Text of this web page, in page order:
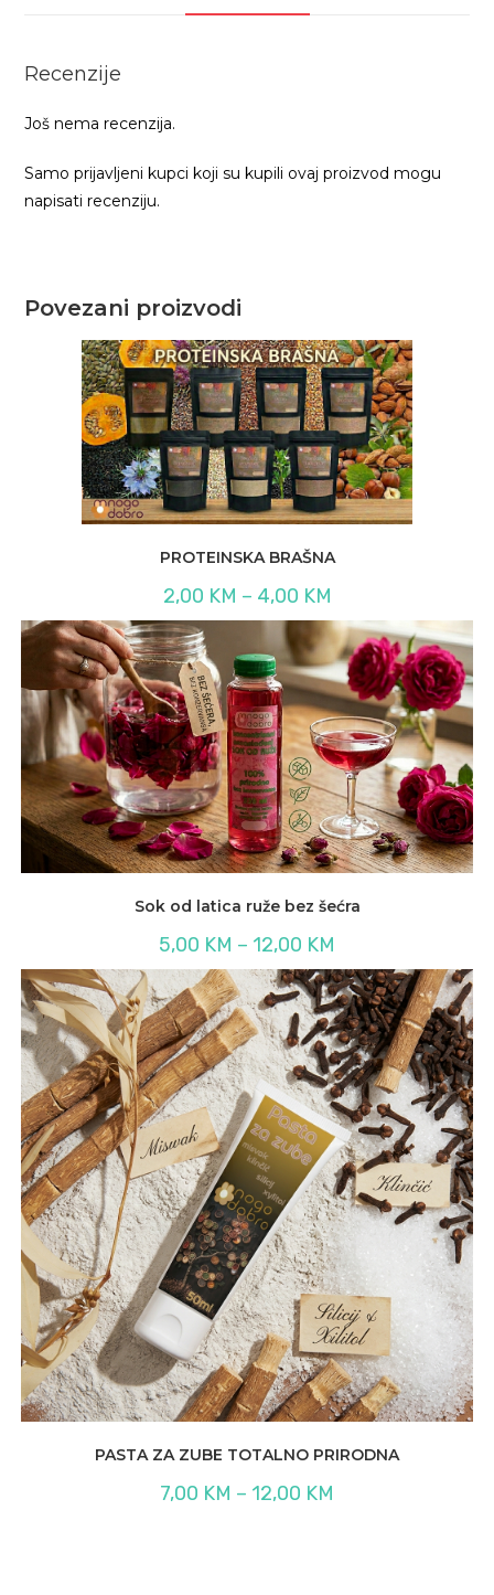
Recenzije
Još nema recenzija.
Samo prijavljeni kupci koji su kupili ovaj proizvod mogu
napisati recenziju.
Povezani proizvodi
PROTEINSKA BRAŠNA
2,00 KM – 4,00 KM
od
2,00 KM
do
4,00 KM
Sok od latica ruže bez šećra
5,00 KM – 12,00 KM
od
5,00 KM
do
12,00 KM
PASTA ZA ZUBE TOTALNO PRIRODNA
7,00 KM – 12,00 KM